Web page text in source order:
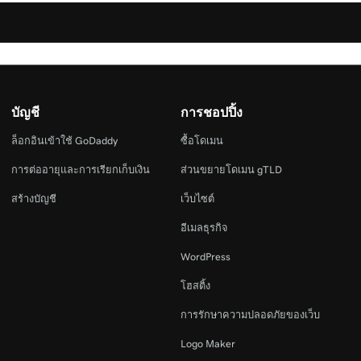
บัญชี
ล็อกอินเข้าใช้ GoDaddy
การต่ออายุและการเรียกเก็บเงิน
สร้างบัญชี
การชอปปิ้ง
ซื้อโดเมน
ส่วนขยายโดเมน gTLD
เว็บไซต์
อีเมลธุรกิจ
WordPress
โฮสติ้ง
การรักษาความปลอดภัยของเว็บ
Logo Maker